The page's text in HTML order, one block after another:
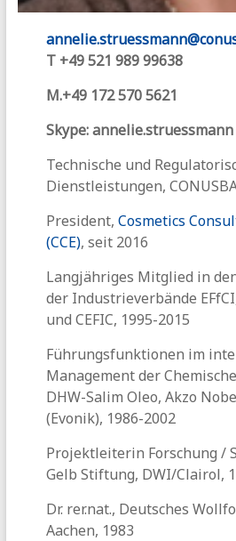
T +49521 989 99638
M.+49 172 570 5621
Skype: annelie.struessmann
Technische und
Dienstleistungen,
President,Cosmetics
(CCE), seit 2016
Langjähriges Mitglied in
der Industrieverbände
und CEFIC, 1995-2015
Führungsfunktionen im
Management der
DHW-Salim Oleo, Akzo
(Evonik), 1986-2002
Projektleiterin Forschung /
Gelb Stiftung, DWI/Clairol,
Dr. rer.nat., Deutsches
Aachen, 1983